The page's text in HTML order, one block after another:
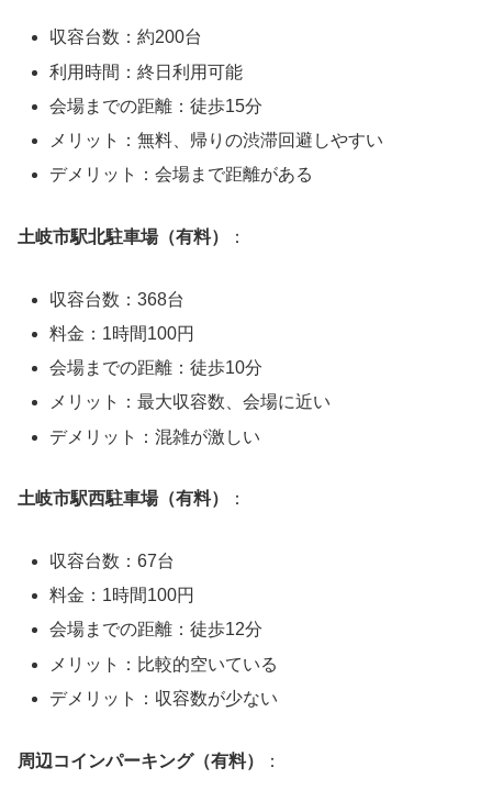
収容台数：約200台
利用時間：終日利用可能
会場までの距離：徒歩15分
メリット：無料、帰りの渋滞回避しやすい
デメリット：会場まで距離がある
土岐市駅北駐車場（有料） ：
収容台数：368台
料金：1時間100円
会場までの距離：徒歩10分
メリット：最大収容数、会場に近い
デメリット：混雑が激しい
土岐市駅西駐車場（有料） ：
収容台数：67台
料金：1時間100円
会場までの距離：徒歩12分
メリット：比較的空いている
デメリット：収容数が少ない
周辺コインパーキング（有料） ：